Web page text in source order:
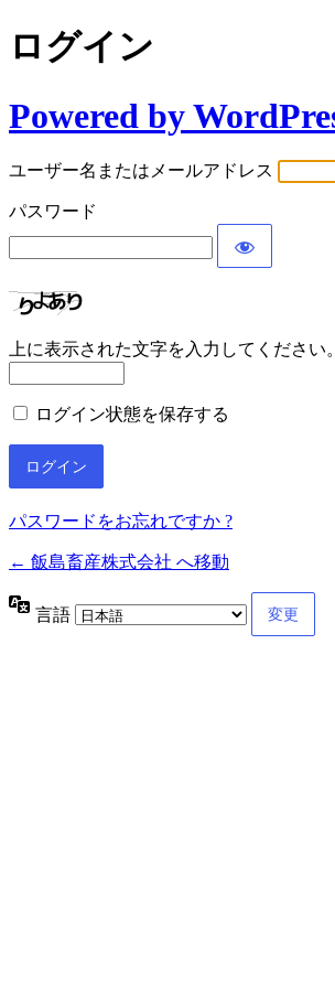
ログイン
Powered by
ユーザー名またはメールアドレス
パスワード
上に表示された文字を入力してください。
ログイン状態を保存する
パスワードをお忘れですか ?
← 飯島畜産株式会社 へ移動
言語